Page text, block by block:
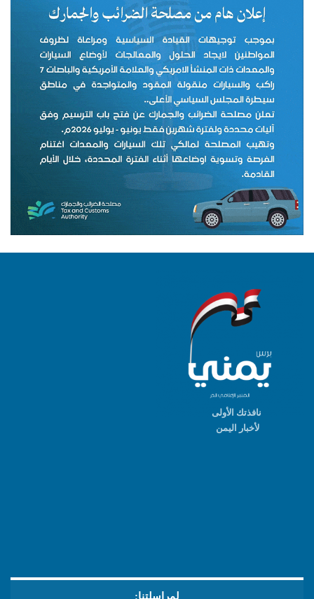
نافذتك الأولى
لأخبار اليمن
لمراسلتنا: